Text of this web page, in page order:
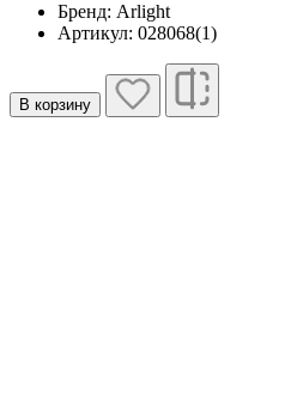
Бренд: Arlight
Артикул: 028068(1)
В корзину